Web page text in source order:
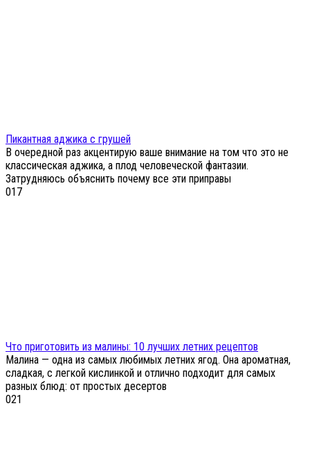
Пикантная аджика с грушей
В очередной раз акцентирую ваше внимание на том что это не
классическая аджика, а плод человеческой фантазии.
Затрудняюсь объяснить почему все эти приправы
017
Что приготовить из малины: 10 лучших летних рецептов
Малина — одна из самых любимых летних ягод. Она ароматная,
сладкая, с легкой кислинкой и отлично подходит для самых
разных блюд: от простых десертов
021